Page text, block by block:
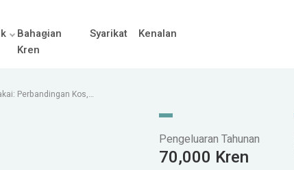
Bahagian
Kren
Syarikat Kenalan
Perbandingan Kos,
Pengeluaran Tahunan
70,000 Kren